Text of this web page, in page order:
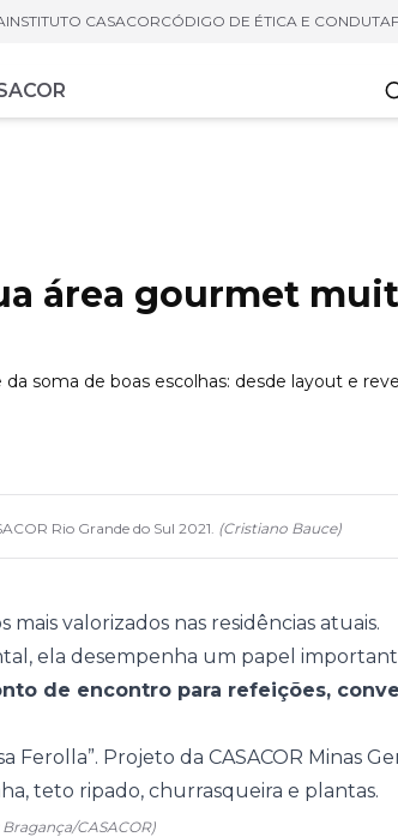
INSTITUTO CASACORCÓDIGO DE ÉTICA E CONDUTA
área gourmet
soma de boas escolhas: desde layout e
Rio Grande do Sul 2021. (Cristiano Bauce)
valorizados nas residências atuais.
ela desempenha um papel
de encontro para refeições,
CASACOR)